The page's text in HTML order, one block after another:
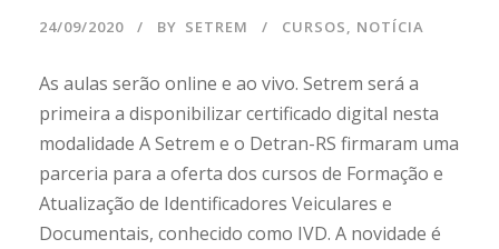
24/09/2020 BY SETREM CURSOS, NOTÍCIA
As aulas serão online e ao vivo. Setrem será a
primeira a disponibilizar certificado digital nesta
modalidade A Setrem e o Detran-RS firmaram uma
parceria para a oferta dos cursos de Formação e
Atualização de Identificadores Veiculares e
Documentais, conhecido como IVD. A novidade é